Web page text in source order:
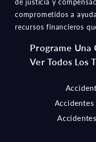
recursos financieros
Programe Una
Ver Todos Los